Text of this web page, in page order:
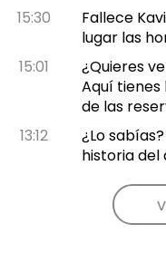
15:30
Fallece
lugar las
15:01
¿Quieres
Aquí
de las
13:12
¿Lo
historia del